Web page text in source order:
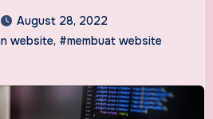
August 28, 2022
website, #membuat website